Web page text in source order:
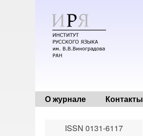
О журнале Контакты
ISSN 0131-6117